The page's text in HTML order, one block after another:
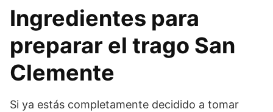
Ingredientes para
preparar el trago San
Clemente
Si ya estás completamente decidido a tomar